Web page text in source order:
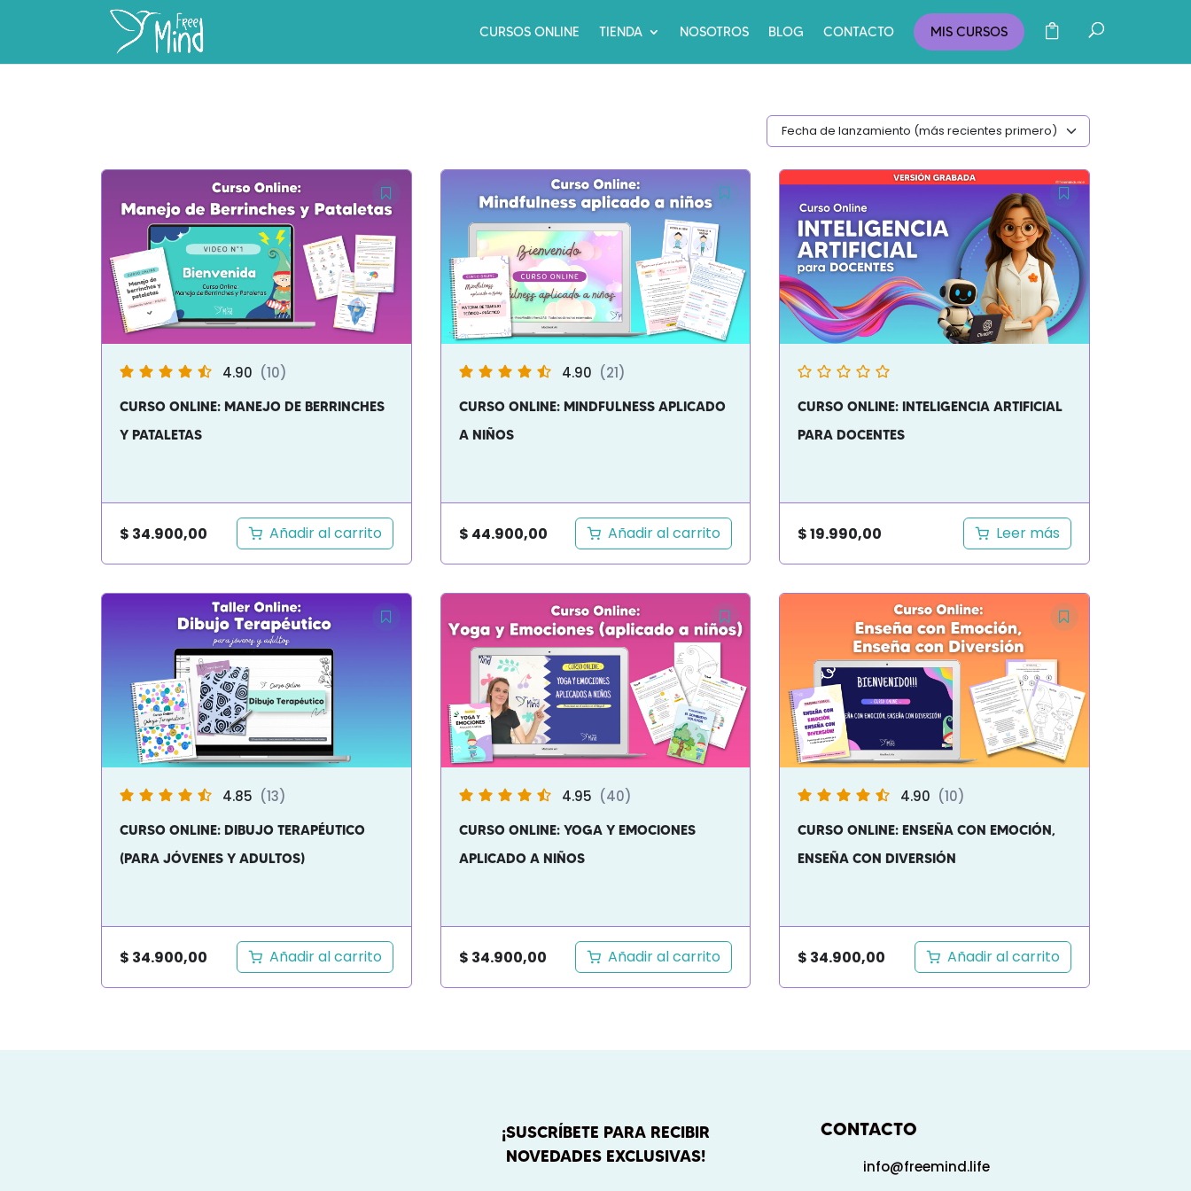
CURSOS ONLINE TIENDA NOSOTROS BLOG CONTACTO MIS CURSOS
4.90 (10)
CURSO ONLINE: MANEJO DE BERRINCHES
Y PATALETAS
$ 34.900,00 Añadir al carrito
4.90 (21)
CURSO ONLINE: MINDFULNESS APLICADO
A NIÑOS
$ 44.900,00 Añadir al carrito
CURSO ONLINE: INTELIGENCIA ARTIFICIAL
PARA DOCENTES
$19.990,00 Leer más
4.85 (13)
CURSO ONLINE: DIBUJO TERAPÉUTICO
(PARA JÓVENES Y ADULTOS)
$ 34.900,00 Añadir al carrito
4.95 (40)
CURSO ONLINE: YOGA Y EMOCIONES
APLICADO A NIÑOS
$ 34.900,00 Añadir al carrito
4.90 (10)
CURSO ONLINE: ENSEÑA CON EMOCIÓN,
ENSEÑA CON DIVERSIÓN
$ 34.900,00 Añadir al carrito
¡SUSCRÍBETE PARA RECIBIR
NOVEDADES EXCLUSIVAS!
CONTACTO
info@freemind.life